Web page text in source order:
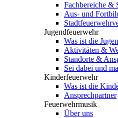
Fachbereiche &
Aus- und
Jugendfeuerwehr
Was ist die
Aktivitäten &
Standorte &
Sei dabei und
Kinderfeuerwehr
Was ist die
Ansprechpartner
Feuerwehrmusik
Über uns